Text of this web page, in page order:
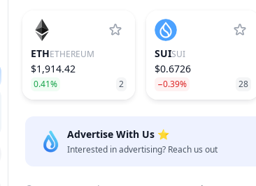
ETHETHEREUM
$1,914.42
0.41% 2
SUISUI
$0.6726
−0.39% 28
Advertise With Us ⭐️
Interested in advertising? Reach us out